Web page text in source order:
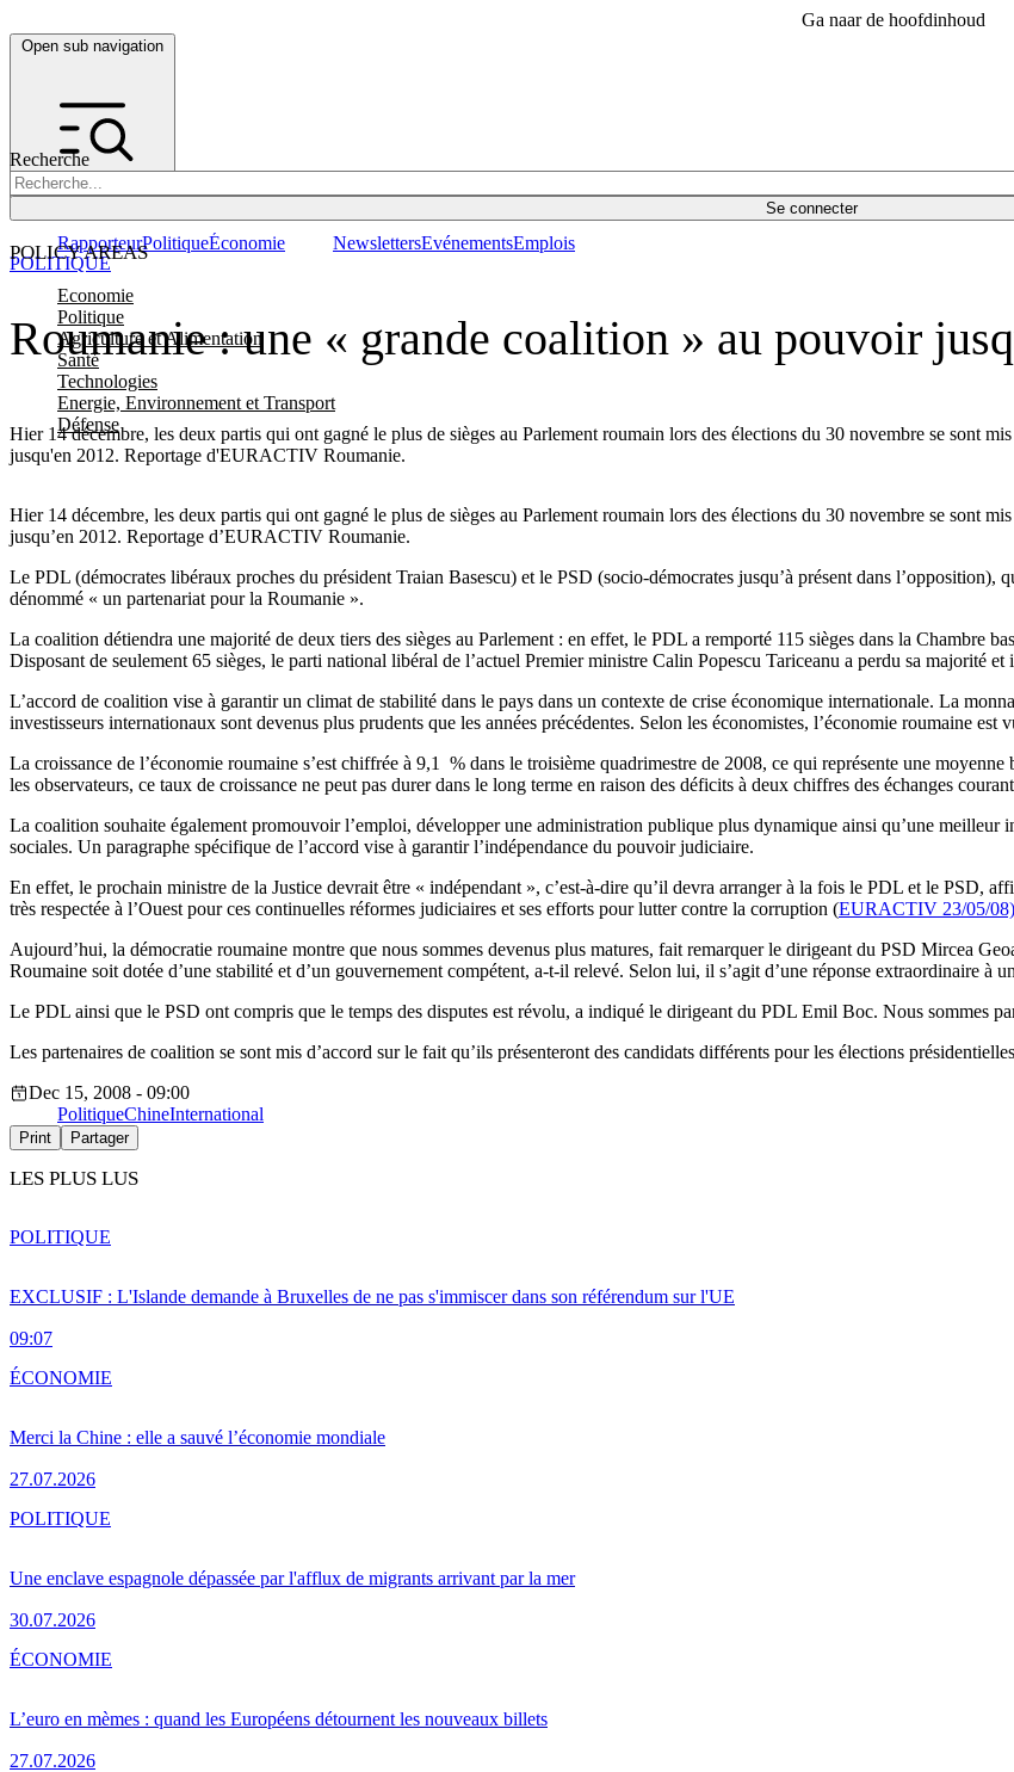
Ga naar de hoofdinhoud
Open sub navigation
Recherche
Se connecter
POLICY AREAS
Economie
Politique
Agriculture et Alimentation
Santé
Technologies
Energie, Environnement et Transport
Défense
RapporteurPolitiqueÉconomie NewslettersEvénementsEmplois
Roumanie : une « grande coalition » au pouvoir
Hier 14 décembre, les deux partis qui ont gagné le plus de sièges au Parlement roumain lors des élections du 30 novembre se sont
jusqu'en 2012. Reportage d'EURACTIV Roumanie.
POLITIQUE
Hier 14 décembre, les deux partis qui ont gagné le plus de sièges au Parlement roumain lors des élections du 30 novembre se sont
jusqu’en 2012. Reportage d’EURACTIV Roumanie.
Le PDL (démocrates libéraux proches du président Traian Basescu) et le PSD (socio-démocrates jusqu’à présent dans l’opposition),
dénommé « un partenariat pour la Roumanie ».
La coalition détiendra une majorité de deux tiers des sièges au Parlement : en effet, le PDL a remporté 115 sièges dans la Chambre
Disposant de seulement 65 sièges, le parti national libéral de l’actuel Premier ministre Calin Popescu Tariceanu a perdu sa majorité
L’accord de coalition vise à garantir un climat de stabilité dans le pays dans un contexte de crise économique internationale. La
investisseurs internationaux sont devenus plus prudents que les années précédentes. Selon les économistes, l’économie roumaine est
La croissance de l’économie roumaine s’est chiffrée à 9,1 % dans le troisième quadrimestre de 2008, ce qui représente une
les observateurs, ce taux de croissance ne peut pas durer dans le long terme en raison des déficits à deux chiffres des échanges
La coalition souhaite également promouvoir l’emploi, développer une administration publique plus dynamique ainsi qu’une meilleur
sociales. Un paragraphe spécifique de l’accord vise à garantir l’indépendance du pouvoir judiciaire.
En effet, le prochain ministre de la Justice devrait être « indépendant », c’est-à-dire qu’il devra arranger à la fois le PDL et le PSD,
très respectée à l’Ouest pour ces continuelles réformes judiciaires et ses efforts pour lutter contre la corruption (EURACTIV 23/05/
Aujourd’hui, la démocratie roumaine montre que nous sommes devenus plus matures, fait remarquer le dirigeant du PSD Mircea
Roumaine soit dotée d’une stabilité et d’un gouvernement compétent, a-t-il relevé. Selon lui, il s’agit d’une réponse extraordinaire à
Le PDL ainsi que le PSD ont compris que le temps des disputes est révolu, a indiqué le dirigeant du PDL Emil Boc. Nous sommes
Les partenaires de coalition se sont mis d’accord sur le fait qu’ils présenteront des candidats différents pour les élections
Dec 15, 2008 - 09:00
PolitiqueChineInternational
Print Partager
LES PLUS LUS
EXCLUSIF : L'Islande demande à Bruxelles de ne pas s'immiscer dans son référendum sur l'UE
09:07
POLITIQUE
Merci la Chine : elle a sauvé l’économie mondiale
27.07.2026
ÉCONOMIE
Une enclave espagnole dépassée par l'afflux de migrants arrivant par la mer
30.07.2026
POLITIQUE
L’euro en mèmes : quand les Européens détournent les nouveaux billets
27.07.2026
ÉCONOMIE